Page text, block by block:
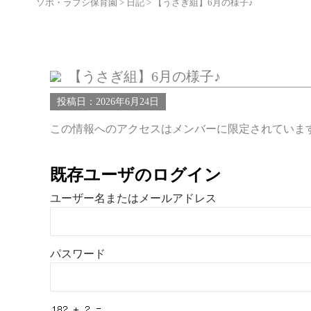
ソポ・ラプシ保育園 > 日記 > 【うさぎ組】6月の様子♪
【うさぎ組】6月の様子♪
投稿日：2026年6月24日
この情報へのアクセスはメンバーに限定されてい
既存ユーザのログイン
ユーザー名またはメールアドレス
パスワード